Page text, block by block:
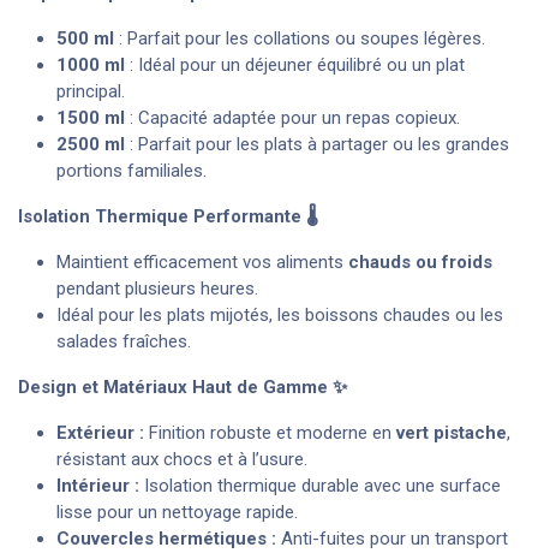
500 ml : Parfait pour les collations ou soupes légères.
1000 ml : Idéal pour un déjeuner équilibré ou un plat
principal.
1500 ml : Capacité adaptée pour un repas copieux.
2500 ml : Parfait pour les plats à partager ou les grandes
portions familiales.
Isolation Thermique Performante 🌡️
Maintient efficacement vos aliments chauds ou froids
pendant plusieurs heures.
Idéal pour les plats mijotés, les boissons chaudes ou les
salades fraîches.
Design et Matériaux Haut de Gamme ✨
Extérieur : Finition robuste et moderne envert pistache,
résistant aux chocs et à l’usure.
Intérieur : Isolation thermique durable avec une surface
lisse pour un nettoyage rapide.
Couvercles hermétiques : Anti-fuites pour un transport